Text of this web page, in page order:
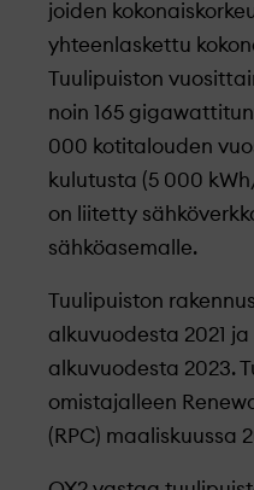
joiden
yhteenlaskettu
Tuulipuiston
noin 165
000 kotitalouden
kulutusta (5 000
on liitetty
sähköasemalle.
Tuulipuiston
alkuvuodesta 2021
alkuvuodesta 2023.
omistajalleen
(RPC) maaliskuussa